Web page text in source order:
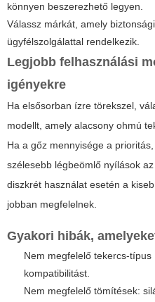
könnyen beszerezhető legyen.
Válassz márkát, amely
ügyfélszolgálattal rendelkezik.
Legjobb felhasználási
igényekre
Ha elsősorban ízre törekszel,
modellt, amely alacsony ohmú
Ha a gőz mennyisége a
szélesebb légbeömlő nyílások
diszkrét használat esetén a
jobban megfelelnek.
Gyakori hibák,
Nem megfelelő tekercs-
kompatibilitást.
Nem megfelelő tömítések: